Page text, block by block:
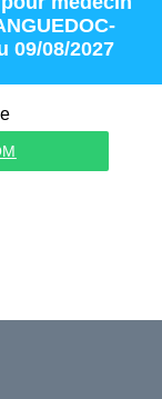
09/08/2027